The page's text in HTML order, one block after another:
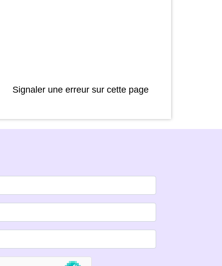
Signaler une erreur sur cette page